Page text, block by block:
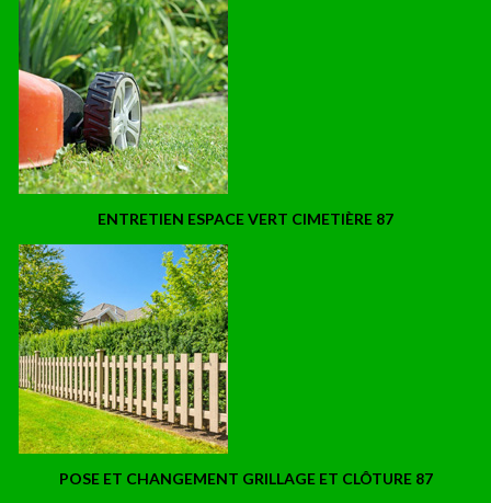
ENTRETIEN ESPACE VERT CIMETIÈRE 87
POSE ET CHANGEMENT GRILLAGE ET CLÔTURE 87